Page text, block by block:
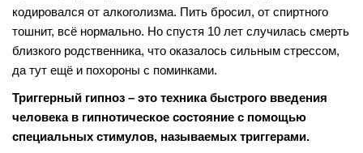
кодировался от алкоголизма. Пить бросил, от спиртного
тошнит, всё нормально. Но спустя 10 лет случилась смерть
близкого родственника, что оказалось сильным стрессом,
да тут ещё и похороны с поминками.
Триггерный гипноз – это техника быстрого введения
человека в гипнотическое состояние с помощью
специальных стимулов, называемых триггерами.